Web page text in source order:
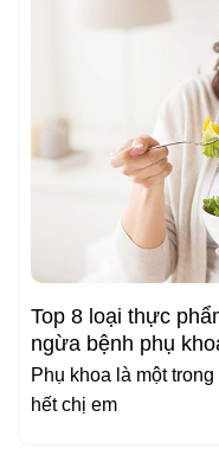
Top 8 loại thực
ngừa bệnh phụ
Phụ khoa là một
hết chị em